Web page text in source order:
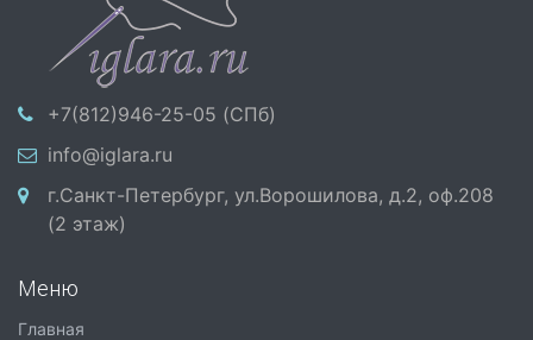
+7(812)946-25-05 (СПб)
info@iglara.ru
г.Санкт-Петербург, ул.Ворошилова, д.2, оф.208
(2 этаж)
Меню
Главная